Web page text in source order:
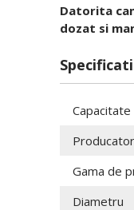
Datorita
dozat si
Capacitate
Producator
Gama de
Diametru